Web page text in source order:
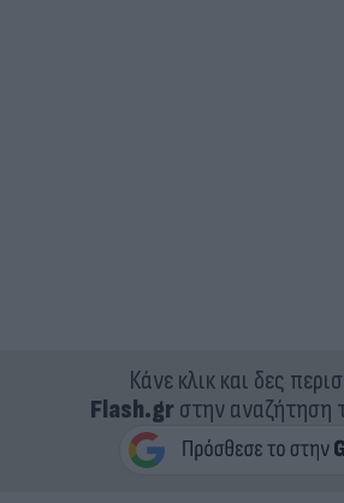
Κάνε κλικ και δες
Flash.grστην αναζήτηση